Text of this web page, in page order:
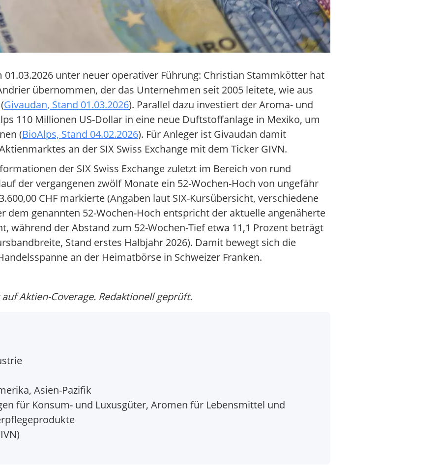
01.03.2026 unter neuer operativer Führung: Christian Stammkötter hat
übernommen, der das Unternehmen seit 2005 leitete, wie aus
Givaudan, Stand 01.03.2026). Parallel dazu investiert der Aroma- und
110 Millionen US-Dollar in eine neue Duftstoffanlage in Mexiko, um
(BioAlps, Stand 04.02.2026). Für Anleger ist Givaudan damit
an der SIX Swiss Exchange mit dem Ticker GIVN.
der SIX Swiss Exchange zuletzt im Bereich von rund
der vergangenen zwölf Monate ein 52-Wochen-Hoch von ungefähr
CHF markierte (Angaben laut SIX-Kursübersicht, verschiedene
dem genannten 52-Wochen-Hoch entspricht der aktuelle angenäherte
während der Abstand zum 52-Wochen-Tief etwa 11,1 Prozent beträgt
Stand erstes Halbjahr 2026). Damit bewegt sich die
an der Heimatbörse in Schweizer Franken.
Aktien-Coverage. Redaktionell geprüft.
Asien-Pazifik
für Konsum- und Luxusgüter, Aromen für Lebensmittel und